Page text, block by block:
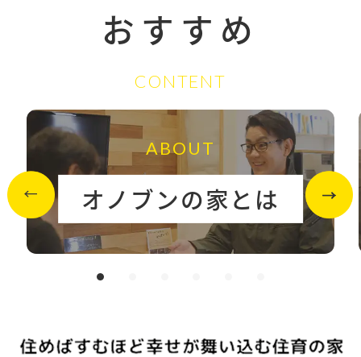
おすすめ
CONTENT
ABOUT
オノブンの家とは